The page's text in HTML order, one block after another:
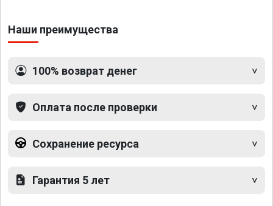
Наши преимущества
100% возврат денег
Оплата после проверки
Сохранение ресурса
Гарантия 5 лет